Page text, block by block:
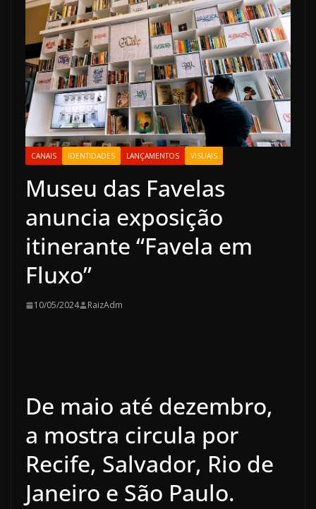
CANAIS IDENTIDADES LANÇAMENTOS VISUAIS
Museu das Favelas
anuncia exposição
itinerante “Favela em
Fluxo”
10/05/2024 RaizAdm
De maio até dezembro,
a mostra circula por
Recife, Salvador, Rio de
Janeiro e São Paulo.